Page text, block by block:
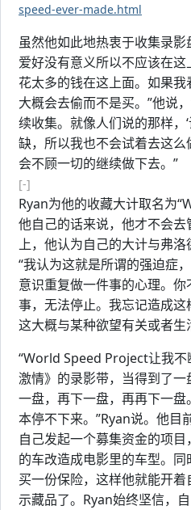
speed-ever-made.html
虽然他如此地热衷于收集录
爱好没有意义所以不应该在
花太多的钱在这上面。如果
大概会去偷而不是买。”他说
续收集。就像人们说的那样，
缺，所以我也不会试着去这么
会不顾一切的继续做下去。”
[-]
Ryan为他的收藏大计取名为
他自己的话来说，他才不会
上，他认为自己的大计与弗洛
“我认为这就是所谓的强迫症
意识重复做一件事的心理。
事，无法停止。我忘记造成
这大概与某种欲望有关或者生
“World Speed Project让我
激情》的录影带，当得到了
一盘，再下一盘，再再下一
本停不下来。”Ryan说。他
自己发起一个募集资金的项
的车改造成电影里的车型。
买一份保险，这样他就能开
示藏品了。Ryan始终坚信，